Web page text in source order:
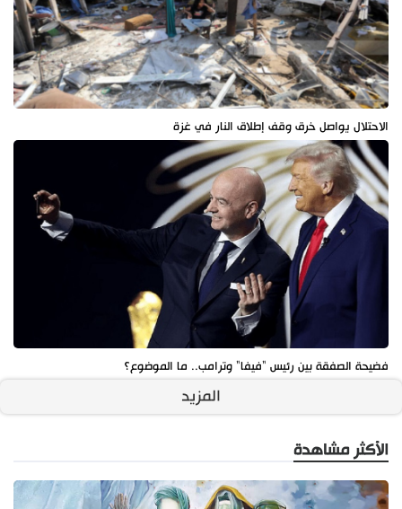
الاحتلال يواصل خرق وقف إطلاق النار في غزة
فضيحة الصفقة بين رئيس "فيفا" وترامب.. ما الموضوع؟
المزيد
الأكثر مشاهدة